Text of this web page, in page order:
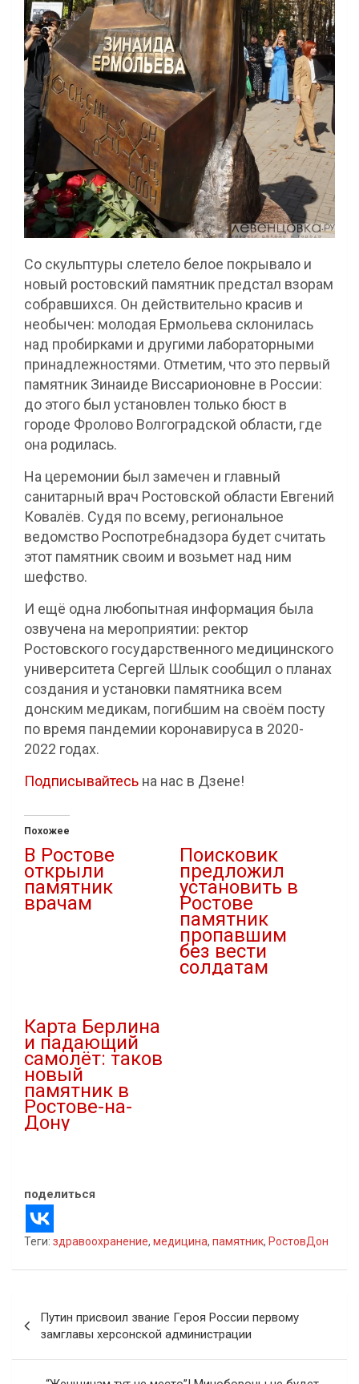
Со скульптуры слетело белое покрывало и
новый ростовский памятник предстал взорам
собравшихся. Он действительно красив и
необычен: молодая Ермольева склонилась
над пробирками и другими лабораторными
принадлежностями. Отметим, что это первый
памятник Зинаиде Виссарионовне в России:
до этого был установлен только бюст в
городе Фролово Волгоградской области, где
она родилась.
На церемонии был замечен и главный
санитарный врач Ростовской области Евгений
Ковалёв. Судя по всему, региональное
ведомство Роспотребнадзора будет считать
этот памятник своим и возьмет над ним
шефство.
И ещё одна любопытная информация была
озвучена на мероприятии: ректор
Ростовского государственного медицинского
университета Сергей Шлык сообщил о планах
создания и установки памятника всем
донским медикам, погибшим на своём посту
по время пандемии коронавируса в 2020-
2022 годах.
Подписывайтесь на нас в Дзене!
Похожее
В Ростове
открыли
памятник
врачам
Поисковик
предложил
установить в
Ростове
памятник
пропавшим
без вести
солдатам
Карта Берлина
и падающий
самолёт: таков
новый
памятник в
Ростове-на-
Дону
поделиться
Теги: здравоохранение, медицина, памятник, РостовДон
по
записям
Путин присвоил звание Героя России первому
замглавы херсонской администрации